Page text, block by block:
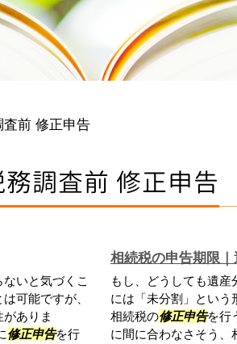
査前 修正申告
務調査前 修正申告
いと気づくこ
可能ですが、
ありま
修正申告を行
相続税の申告期限
もし、どうしても遺
には「未分割」という
相続税の修正申告を行
に間に合わなさそう、